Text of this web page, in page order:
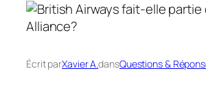
Écrit parXavier A.dansQuestions &